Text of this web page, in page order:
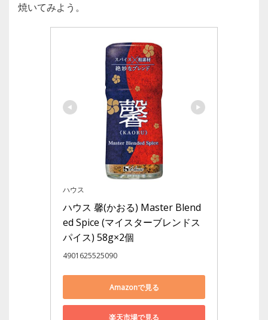
焼いてみよう。
ハウス
ハウス 馨(かおる) Master Blend
ed Spice (マイスターブレンドス
パイス) 58g×2個
4901625525090
Amazonで見る
楽天市場で見る